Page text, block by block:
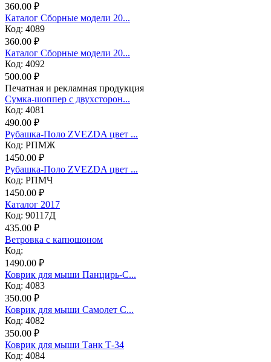
360.00 ₽
Каталог Сборные модели 20...
Код: 4089
360.00 ₽
Каталог Сборные модели 20...
Код: 4092
500.00 ₽
Печатная и рекламная продукция
Сумка-шоппер с двухсторон...
Код: 4081
490.00 ₽
Рубашка-Поло ZVEZDA цвет ...
Код: РПМЖ
1450.00 ₽
Рубашка-Поло ZVEZDA цвет ...
Код: РПМЧ
1450.00 ₽
Каталог 2017
Код: 90117Д
435.00 ₽
Ветровка с капюшоном
Код:
1490.00 ₽
Коврик для мыши Панцирь-С...
Код: 4083
350.00 ₽
Коврик для мыши Самолет С...
Код: 4082
350.00 ₽
Коврик для мыши Танк Т-34
Код: 4084